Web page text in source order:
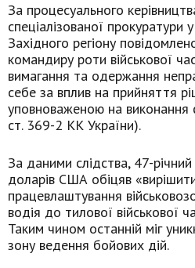
За процесуального
спеціалізованої прокуратури
Західного регіону
командиру роти військової
вимагання та одержання
себе за вплив на прийняття
уповноваженою на виконання
ст. 369-2 КК України).
За даними слідства, 47-річний
доларів США обіцяв
працевлаштування
водія до тилової військової
Таким чином останній міг
зону ведення бойових дій.